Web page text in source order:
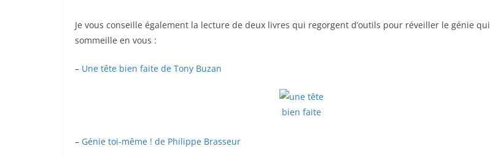
Je vous conseille également la lecture de deux livres qui regorgent d’outils pour réveiller le génie qui
sommeille en vous :
– Une tête bien faite de Tony Buzan
– Génie toi-même ! de Philippe Brasseur